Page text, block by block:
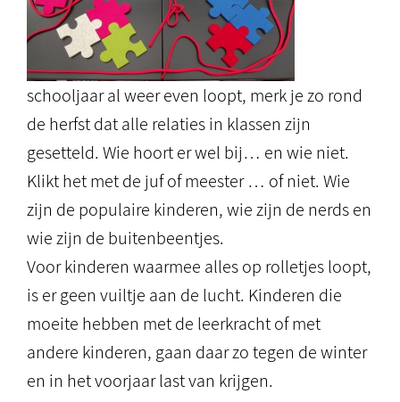
schooljaar al weer even loopt, merk je zo rond
de herfst dat alle relaties in klassen zijn
gesetteld. Wie hoort er wel bij… en wie niet.
Klikt het met de juf of meester … of niet. Wie
zijn de populaire kinderen, wie zijn de nerds en
wie zijn de buitenbeentjes.
Voor kinderen waarmee alles op rolletjes loopt,
is er geen vuiltje aan de lucht. Kinderen die
moeite hebben met de leerkracht of met
andere kinderen, gaan daar zo tegen de winter
en in het voorjaar last van krijgen.